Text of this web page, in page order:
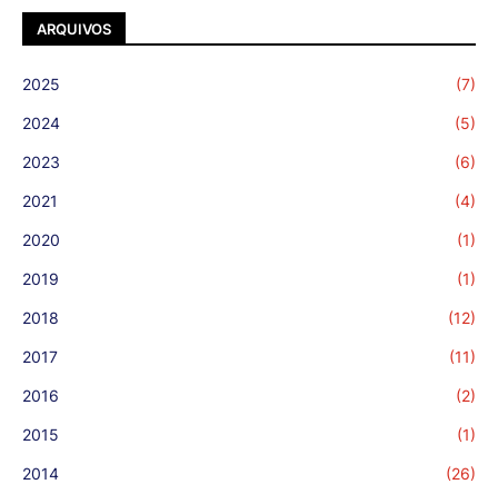
ARQUIVOS
2025 (7)
2024 (5)
2023 (6)
2021 (4)
2020 (1)
2019 (1)
2018 (12)
2017 (11)
2016 (2)
2015 (1)
2014 (26)